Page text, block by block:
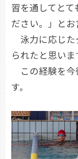
習を通してとて
ださい。」とお
泳力に応じた
られたと思いま
この経験を今
す。